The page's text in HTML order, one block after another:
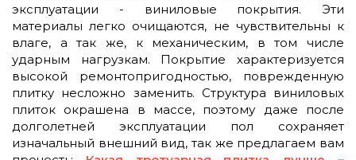
эксплуатации - виниловые покрытия. Эти
материалы легко очищаются, не чувствительны к
влаге, а так же, к механическим, в том числе
ударным нагрузкам. Покрытие характеризуется
высокой ремонтопригодностью, поврежденную
плитку несложно заменить. Структура виниловых
плиток окрашена в массе, поэтому даже после
долголетней эксплуатации пол сохраняет
изначальный внешний вид, так же предлагаем вам